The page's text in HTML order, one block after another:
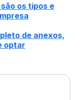
os tipos e
de anexos,
optar